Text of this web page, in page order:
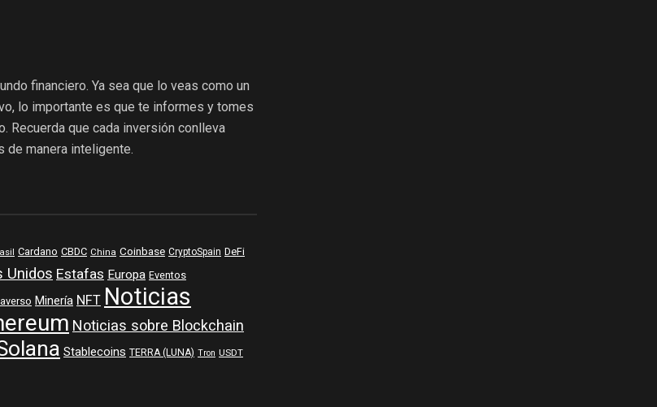
financiero. Ya sea que lo veas como un
lo importante es que te informes y tomes
Recuerda que cada inversión conlleva
manera inteligente.
Cardano CBDC China Coinbase CryptoSpain DeFi
UnidosEstafasEuropa Eventos
MineríaNFTNoticias
Noticias sobre Blockchain
Stablecoins TERRA (LUNA) Tron USDT